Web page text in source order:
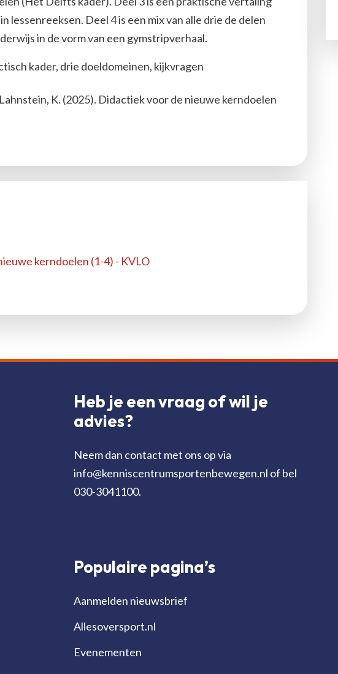
lessenreeksen. Deel 4 is een mix van alle drie de delen
in de vorm van een gymstripverhaal.
kader, drie doeldomeinen, kijkvragen
K. (2025). Didactiek voor de nieuwe kerndoelen
kerndoelen (1-4) - KVLO
Heb je een vraag of wil je
advies?
Neem dan contact met ons op via
info@kenniscentrumsportenbewegen.nl of bel
030-3041100.
Populaire pagina’s
Aanmelden nieuwsbrief
Allesoversport.nl
Evenementen